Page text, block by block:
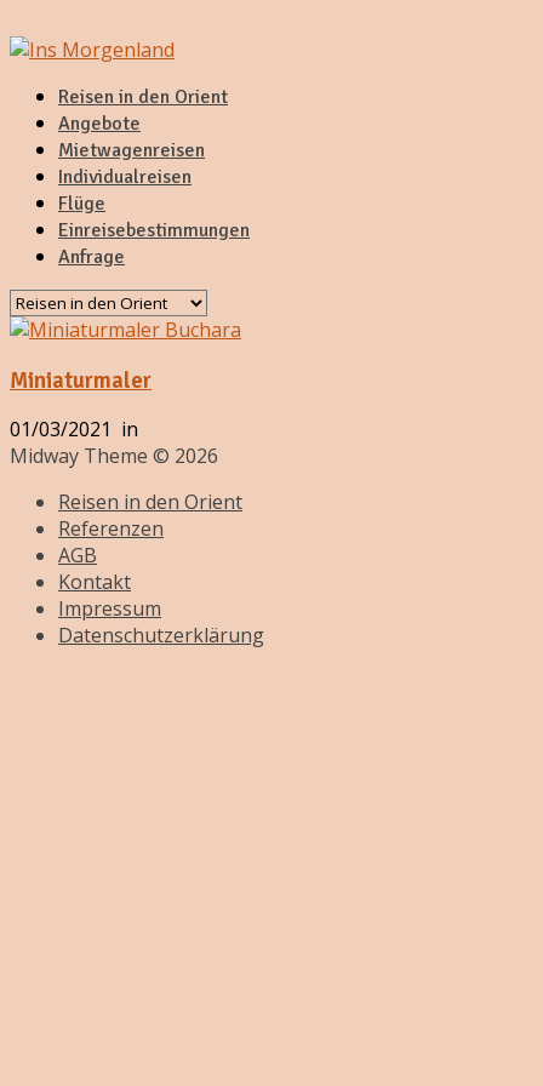
Reisen in den Orient
Angebote
Mietwagenreisen
Individualreisen
Flüge
Einreisebestimmungen
Anfrage
Miniaturmaler
01/03/2021 in
Midway Theme © 2026
Reisen in den Orient
Referenzen
AGB
Kontakt
Impressum
Datenschutzerklärung